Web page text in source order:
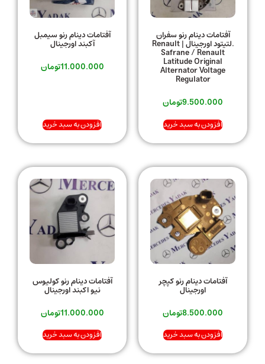
آفتامات دینام رنو سفران
.لتیتود اورجینال | Renault
Safrane / Renault
Latitude Original
Alternator Voltage
Regulator
9.500.000تومان
افزودن به سبد خرید
آفتامات دینام رنو سیمبل
آکبند اورجینال
11.000.000تومان
افزودن به سبد خرید
آفتامات دینام رنو کپچر
اورجینال
8.500.000تومان
افزودن به سبد خرید
آفتامات دینام رنو کولیوس
نیو اکبند اورجینال
11.000.000تومان
افزودن به سبد خرید